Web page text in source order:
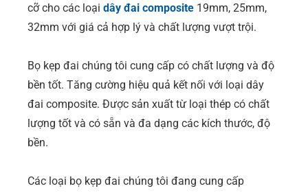
cỡ cho các loại dây đai composite 19mm, 25mm,
32mm với giá cả hợp lý và chất lượng vượt trội.
Bọ kẹp đai chúng tôi cung cấp có chất lượng và độ
bền tốt. Tăng cường hiệu quả kết nối với loại dây
đai composite. Được sản xuất từ loại thép có chất
lượng tốt và có sẵn và đa dạng các kích thước, độ
bền.
Các loại bọ kẹp đai chúng tôi đang cung cấp